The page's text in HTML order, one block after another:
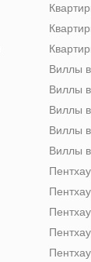
Виллы
Виллы
Виллы
Виллы
Виллы